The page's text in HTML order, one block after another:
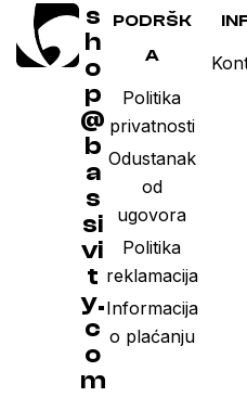
s
h
o
p
@
b
a
s
si
vi
t
y.
c
o
m
PODRŠK
A
Politika
privatnosti
Odustanak
od
ugovora
Politika
reklamacija
Informacija
o plaćanju